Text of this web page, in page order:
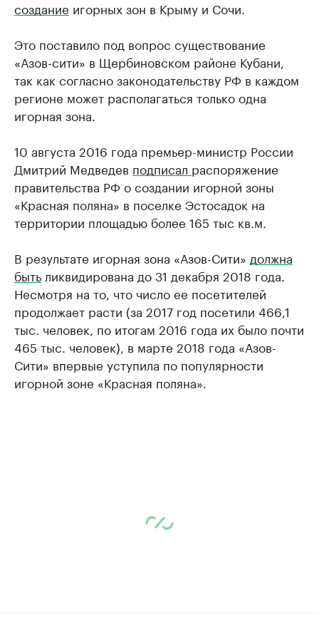
создание игорных зон в Крыму и Сочи.
Это поставило под вопрос существование
«Азов-сити» в Щербиновском районе Кубани,
так как согласно законодательству РФ в каждом
регионе может располагаться только одна
игорная зона.
10 августа 2016 года премьер-министр России
Дмитрий Медведев подписал распоряжение
правительства РФ о создании игорной зоны
«Красная поляна» в поселке Эстосадок на
территории площадью более 165 тыс кв.м.
В результате игорная зона «Азов-Сити» должна
быть ликвидирована до 31 декабря 2018 года.
Несмотря на то, что число ее посетителей
продолжает расти (за 2017 год посетили 466,1
тыс. человек, по итогам 2016 года их было почти
465 тыс. человек), в марте 2018 года «Азов-
Сити» впервые уступила по популярности
игорной зоне «Красная поляна».